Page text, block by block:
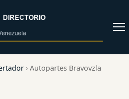
Abrir
› Autopartes Bravovzla